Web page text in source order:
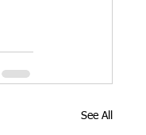
See All